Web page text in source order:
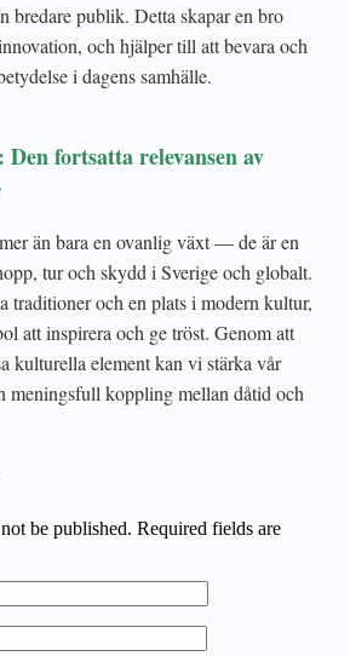
bredare publik. Detta skapar en bro
och hjälper till att bevara och
i dagens samhälle.
fortsatta relevansen av
än bara en ovanlig växt — de är en
tur och skydd i Sverige och globalt.
traditioner och en plats i modern kultur,
att inspirera och ge tröst. Genom att
kulturella element kan vi stärka vår
meningsfull koppling mellan dåtid och
be published. Required fields are